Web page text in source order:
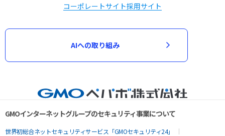
コーポレートサイト採用サイト
AIへの取り組み
GMOインターネットグループのセキュリティ事業について
世界初総合ネットセキュリティサービス「GMOセキュリティ24」